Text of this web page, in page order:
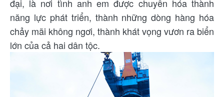
đại, là nơi tình anh em được chuyển hóa thành
năng lực phát triển, thành những dòng hàng hóa
chảy mãi không ngơi, thành khát vọng vươn ra biển
lớn của cả hai dân tộc.